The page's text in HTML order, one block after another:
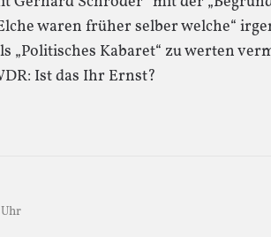
waren früher selber welche“
„Politisches Kabaret“ zu werten
Ist das Ihr Ernst?
Uhr